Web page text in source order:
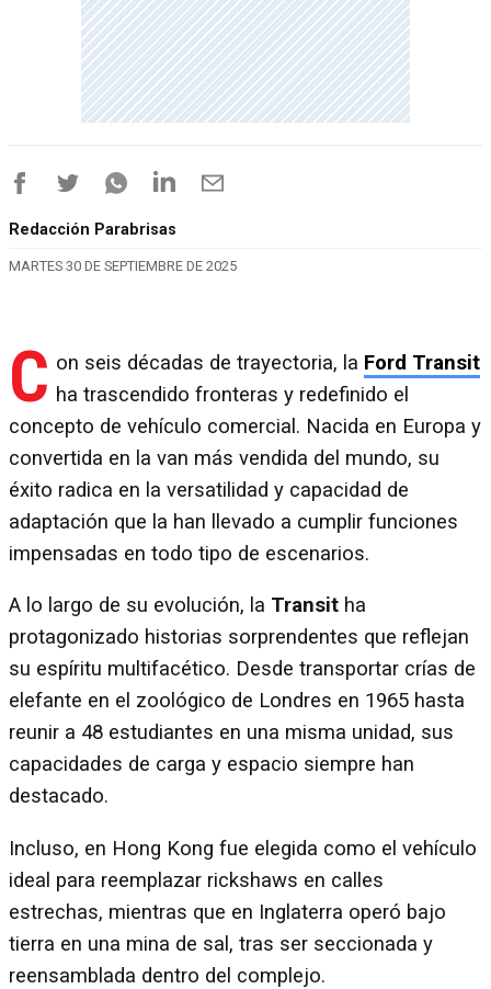
Redacción Parabrisas
MARTES 30 DE SEPTIEMBRE DE 2025
C on seis décadas de trayectoria, la Ford Transit
ha trascendido fronteras y redefinido el
concepto de vehículo comercial. Nacida en Europa y
convertida en la van más vendida del mundo, su
éxito radica en la versatilidad y capacidad de
adaptación que la han llevado a cumplir funciones
impensadas en todo tipo de escenarios.
A lo largo de su evolución, la Transit ha
protagonizado historias sorprendentes que reflejan
su espíritu multifacético. Desde transportar crías de
elefante en el zoológico de Londres en 1965 hasta
reunir a 48 estudiantes en una misma unidad, sus
capacidades de carga y espacio siempre han
destacado.
Incluso, en Hong Kong fue elegida como el vehículo
ideal para reemplazar rickshaws en calles
estrechas, mientras que en Inglaterra operó bajo
tierra en una mina de sal, tras ser seccionada y
reensamblada dentro del complejo.